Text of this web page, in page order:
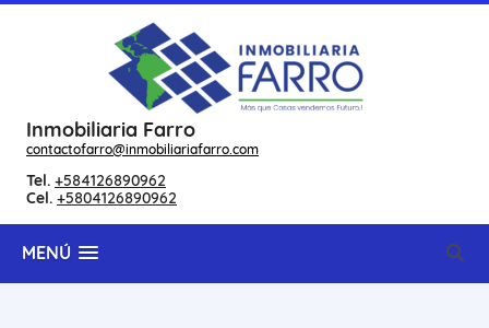
Inmobiliaria Farro
contactofarro@inmobiliariafarro.com
Tel. +584126890962
Cel. +5804126890962
MENÚ